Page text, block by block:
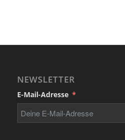
NEWSLETTER
E-Mail-Adresse